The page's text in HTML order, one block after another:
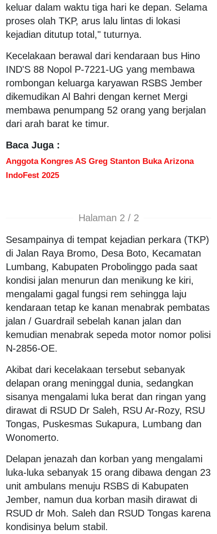
keluar dalam waktu tiga hari ke depan. Selama
proses olah TKP, arus lalu lintas di lokasi
kejadian ditutup total," tuturnya.
Kecelakaan berawal dari kendaraan bus Hino
IND'S 88 Nopol P-7221-UG yang membawa
rombongan keluarga karyawan RSBS Jember
dikemudikan Al Bahri dengan kernet Mergi
membawa penumpang 52 orang yang berjalan
dari arah barat ke timur.
Baca Juga :
Anggota Kongres AS Greg Stanton Buka Arizona
IndoFest 2025
Halaman 2 / 2
Sesampainya di tempat kejadian perkara (TKP)
di Jalan Raya Bromo, Desa Boto, Kecamatan
Lumbang, Kabupaten Probolinggo pada saat
kondisi jalan menurun dan menikung ke kiri,
mengalami gagal fungsi rem sehingga laju
kendaraan tetap ke kanan menabrak pembatas
jalan / Guardrail sebelah kanan jalan dan
kemudian menabrak sepeda motor nomor polisi
N-2856-OE.
Akibat dari kecelakaan tersebut sebanyak
delapan orang meninggal dunia, sedangkan
sisanya mengalami luka berat dan ringan yang
dirawat di RSUD Dr Saleh, RSU Ar-Rozy, RSU
Tongas, Puskesmas Sukapura, Lumbang dan
Wonomerto.
Delapan jenazah dan korban yang mengalami
luka-luka sebanyak 15 orang dibawa dengan 23
unit ambulans menuju RSBS di Kabupaten
Jember, namun dua korban masih dirawat di
RSUD dr Moh. Saleh dan RSUD Tongas karena
kondisinya belum stabil.